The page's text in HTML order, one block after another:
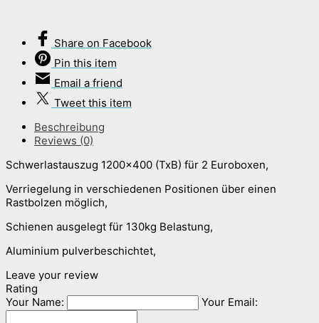
Share on Facebook
Pin this item
Email a friend
Tweet this item
Beschreibung
Reviews (0)
Schwerlastauszug 1200×400 (TxB) für 2 Euroboxen,
Verriegelung in verschiedenen Positionen über einen
Rastbolzen möglich,
Schienen ausgelegt für 130kg Belastung,
Aluminium pulverbeschichtet,
Leave your review
Rating
Your Name:
Your Email: